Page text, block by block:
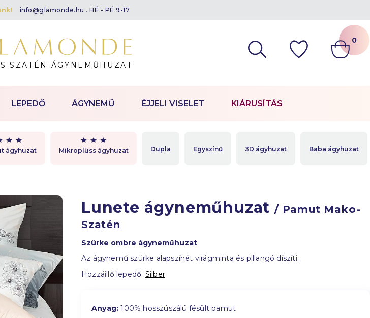
info@glamonde.hu . HÉ - PÉ 9-17
SZATÉN ÁGYNEMŰHUZAT
0
ágyhuzat Mikroplüss ágyhuzat Dupla Egyszínű 3D ágyhuzat Baba ágyhuzat
LEPEDŐ ÁGYNEMŰ ÉJJELI VISELET KIÁRUSÍTÁS
Lunete ágyneműhuzat/ Pamut Mako-
Szatén
Szürke ombre ágyneműhuzat
Az ágynemű szürke alapszínét virágminta és pillangó díszíti.
Hozzáillő lepedő: Silber
Anyag: 100% hosszúszálú fésült pamut